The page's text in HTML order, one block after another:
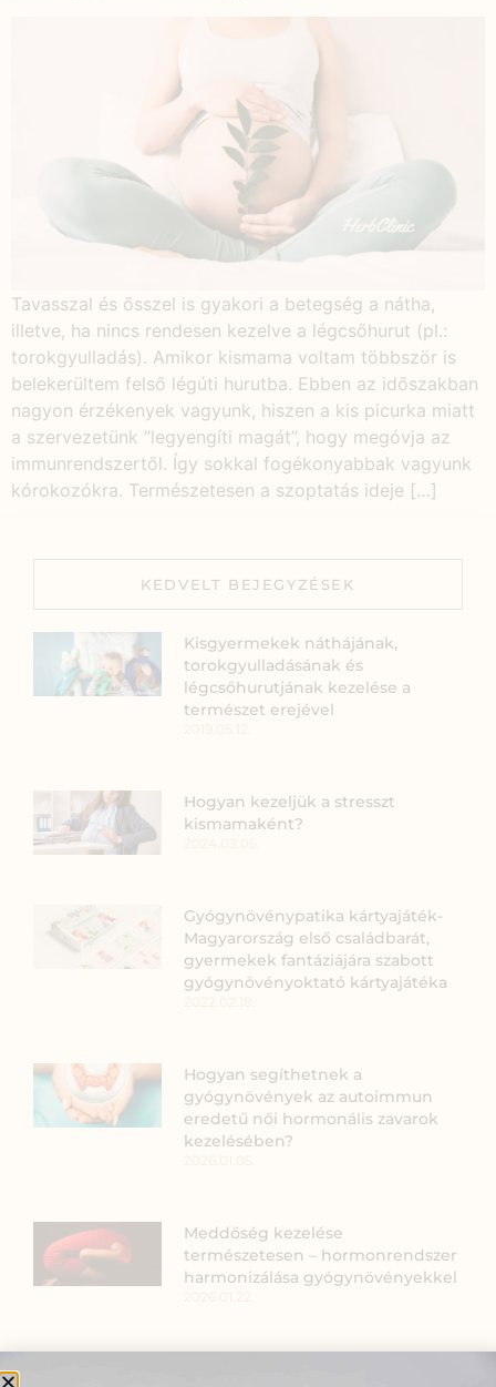
Tavasszal és ősszel is gyakori a betegség a nátha,
illetve, ha nincs rendesen kezelve a légcsőhurut (pl.:
torokgyulladás). Amikor kismama voltam többször is
belekerültem felső légúti hurutba. Ebben az időszakban
nagyon érzékenyek vagyunk, hiszen a kis picurka miatt
a szervezetünk ”legyengíti magát”, hogy megóvja az
immunrendszertől. Így sokkal fogékonyabbak vagyunk
kórokozókra. Természetesen a szoptatás ideje […]
KEDVELT BEJEGYZÉSEK
Kisgyermekek náthájának,
torokgyulladásának és
légcsőhurutjának kezelése a
természet erejével
Hogyan kezeljük a stresszt
kismamaként?
Gyógynövénypatika kártyajáték-
Magyarország első családbarát,
gyermekek fantáziájára szabott
gyógynövényoktató kártyajátéka
Hogyan segíthetnek a
gyógynövények az autoimmun
eredetű női hormonális zavarok
kezelésében?
Meddőség kezelése
természetesen – hormonrendszer
harmonizálása gyógynövényekkel